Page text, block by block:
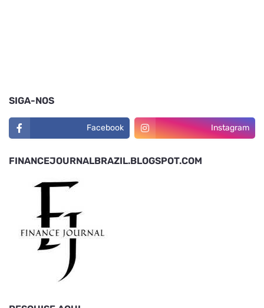
SIGA-NOS
Facebook Instagram
FINANCEJOURNALBRAZIL.BLOGSPOT.COM